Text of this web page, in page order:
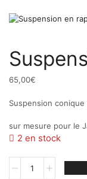
65,00€
Suspension conique
sur mesure pour le
2 en stock